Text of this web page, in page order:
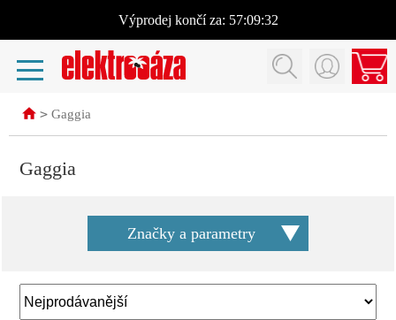
Výprodej končí za: 57:09:32
> Gaggia
Gaggia
Značky a parametry